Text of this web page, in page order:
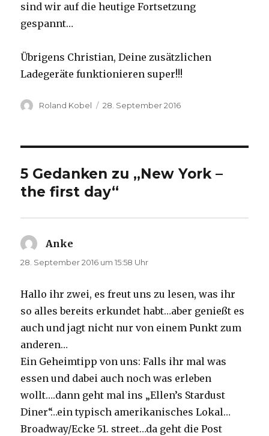
sind wir auf die heutige Fortsetzung
gespannt…
Übrigens Christian, Deine zusätzlichen
Ladegeräte funktionieren super!!!
Autor
Roland Kobel
Veröffentlicht
28. September 2016
5 Gedanken zu „New York –
the first day“
Anke
28. September 2016 um 15:58 Uhr
Hallo ihr zwei, es freut uns zu lesen, was ihr
so alles bereits erkundet habt…aber genießt es
auch und jagt nicht nur von einem Punkt zum
anderen…
Ein Geheimtipp von uns: Falls ihr mal was
essen und dabei auch noch was erleben
wollt….dann geht mal ins „Ellen’s Stardust
Diner“…ein typisch amerikanisches Lokal…
Broadway/Ecke 51. street…da geht die Post